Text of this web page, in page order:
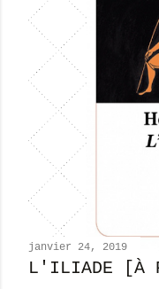
t
r
c
m
n
t
janvier 24, 2019
L'ILIADE [À